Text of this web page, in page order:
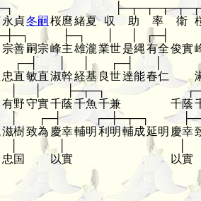
永貞冬嗣 桜麿緒夏 収 助 率 衛
├─┐
┌─┤
宗善嗣宗峰主雄瀧業世是縄有全俊實
┌─┤ ┌─┤
忠直敏直淑幹経基 良世達能春仁
│ ├─┬─┐
有野守實千蔭千魚 千兼 千蔭
│ ┌─┤ ┌─┼─┬─┐
滋樹致為 慶幸輔明 利明 輔成延明 慶幸
忠国 以實 以實